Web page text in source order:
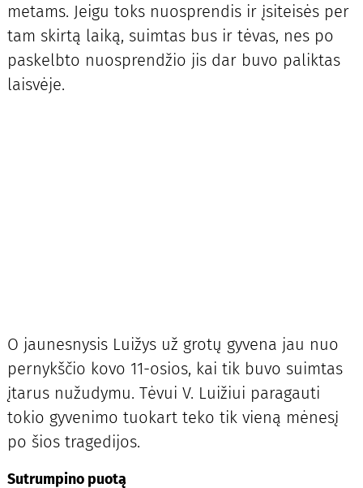
metams. Jeigu toks nuosprendis ir įsiteisės per
tam skirtą laiką, suimtas bus ir tėvas, nes po
paskelbto nuosprendžio jis dar buvo paliktas
laisvėje.
O jaunesnysis Luižys už grotų gyvena jau nuo
pernykščio kovo 11-osios, kai tik buvo suimtas
įtarus nužudymu. Tėvui V. Luižiui paragauti
tokio gyvenimo tuokart teko tik vieną mėnesį
po šios tragedijos.
Sutrumpino puotą